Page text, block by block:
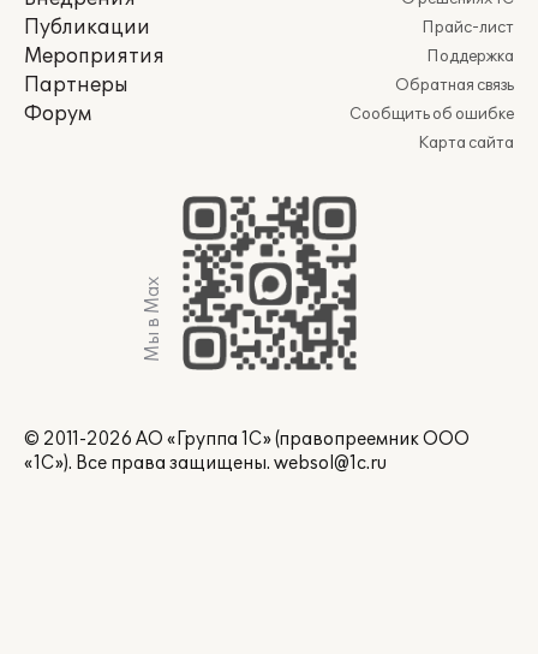
Публикации
Мероприятия
Партнеры
Форум
Прайс-лист
Поддержка
Обратная связь
Сообщить об ошибке
Карта сайта
Мы в Max
© 2011-2026 АО «Группа 1С» (правопреемник ООО
«1С»). Все права защищены. websol@1c.ru